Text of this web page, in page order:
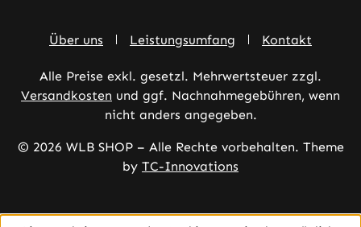
Über uns Leistungsumfang Kontakt
Alle Preise exkl. gesetzl. Mehrwertsteuer zzgl.
Versandkosten und ggf. Nachnahmegebühren, wenn
nicht anders angegeben.
© 2026 WLB SHOP – Alle Rechte vorbehalten. Theme
by TC-Innovations